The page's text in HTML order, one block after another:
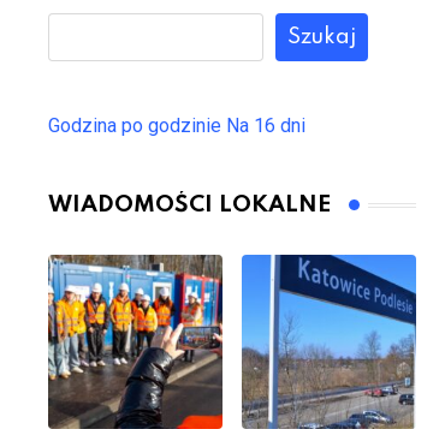
Szukaj
Godzina po godzinie Na 16 dni
WIADOMOŚCI LOKALNE